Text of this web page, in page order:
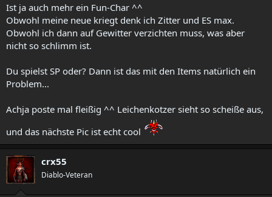
Ist ja auch mehr ein Fun-Char ^^
Obwohl meine neue kriegt denk ich Zitter und ES max.
Obwohl ich dann auf Gewitter verzichten muss, was aber
nicht so schlimm ist.
Du spielst SP oder? Dann ist das mit den Items natürlich ein
Problem...
Achja poste mal fleißig ^^ Leichenkotzer sieht so scheiße aus,
und das nächste Pic ist echt cool
crx55
Diablo-Veteran